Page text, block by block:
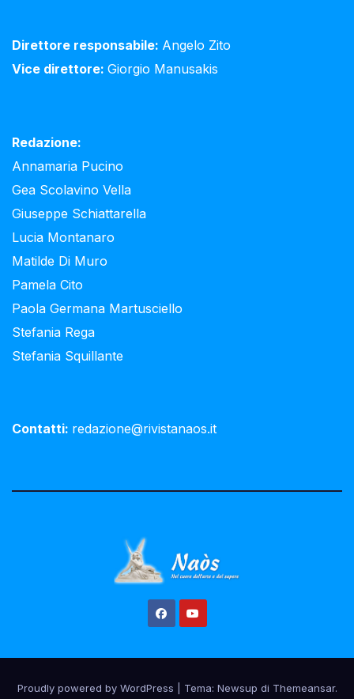
Direttore responsabile: Angelo Zito
Vice direttore: Giorgio Manusakis
Redazione:
Annamaria Pucino
Gea Scolavino Vella
Giuseppe Schiattarella
Lucia Montanaro
Matilde Di Muro
Pamela Cito
Paola Germana Martusciello
Stefania Rega
Stefania Squillante
Contatti: redazione@rivistanaos.it
Proudly powered by WordPress Tema: Newsup di Themeansar.